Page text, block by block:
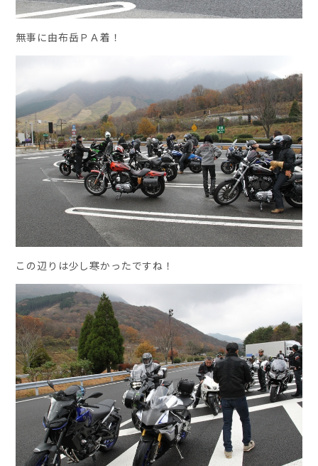
無事に由布岳ＰＡ着！
この辺りは少し寒かったですね！